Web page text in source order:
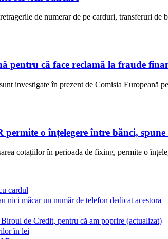
de numerar de pe carduri, transferuri
pentru că face reclamă la fraude
investigate în prezent de Comisia
o înțelegere între bănci,
cotațiilor în perioada de fixing, permite o
cardul
nici măcar un număr de telefon dedicat acestora
de Credit, pentru că am poprire (actualizat)
în lei